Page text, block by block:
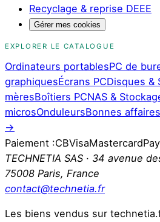
Recyclage & reprise DEEE
Gérer mes cookies
EXPLORER LE CATALOGUE
Ordinateurs portablesPC de
graphiquesÉcrans PCDisques &
mèresBoîtiers PCNAS &
microsOnduleursBonnes affaires
→
Paiement :CBVisaMastercard
TECHNETIA SAS · 34 avenue
75008 Paris, France
contact@technetia.fr
Les biens vendus sur